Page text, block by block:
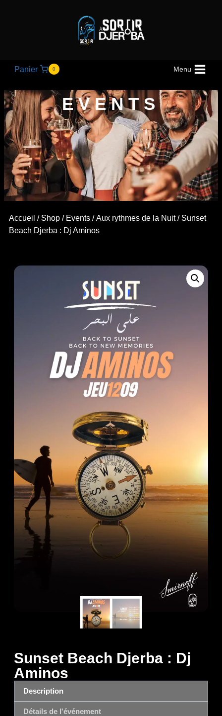
Panier 0 Menu
EVENTS
Accueil / Shop / Events /Aux rythmes de la Nuit/ Sunset
Beach Djerba : Dj Aminos
Sunset Beach Djerba : Dj
Aminos
Description
Détails de l'événement